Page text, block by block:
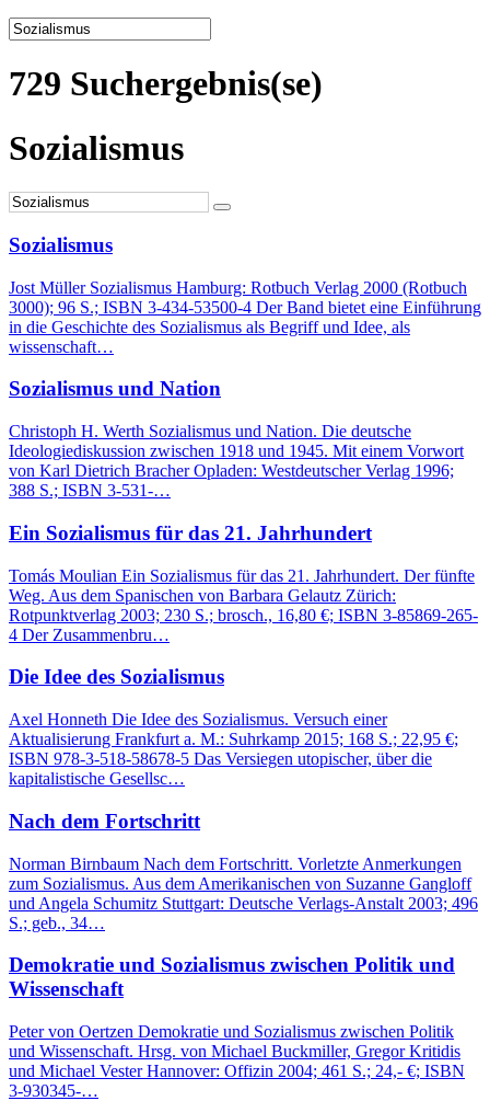
729 Suchergebnis(se)
Sozialismus
Sozialismus
Jost Müller Sozialismus Hamburg: Rotbuch Verlag 2000 (Rotbuch
3000); 96 S.; ISBN 3-434-53500-4 Der Band bietet eine Einführung
in die Geschichte des Sozialismus als Begriff und Idee, als
wissenschaft…
Sozialismus und Nation
Christoph H. Werth Sozialismus und Nation. Die deutsche
Ideologiediskussion zwischen 1918 und 1945. Mit einem Vorwort
von Karl Dietrich Bracher Opladen: Westdeutscher Verlag 1996;
388 S.; ISBN 3-531-…
Ein Sozialismus für das 21. Jahrhundert
Tomás Moulian Ein Sozialismus für das 21. Jahrhundert. Der fünfte
Weg. Aus dem Spanischen von Barbara Gelautz Zürich:
Rotpunktverlag 2003; 230 S.; brosch., 16,80 €; ISBN 3-85869-265-
4 Der Zusammenbru…
Die Idee des Sozialismus
Axel Honneth Die Idee des Sozialismus. Versuch einer
Aktualisierung Frankfurt a. M.: Suhrkamp 2015; 168 S.; 22,95 €;
ISBN 978-3-518-58678-5 Das Versiegen utopischer, über die
kapitalistische Gesellsc…
Nach dem Fortschritt
Norman Birnbaum Nach dem Fortschritt. Vorletzte Anmerkungen
zum Sozialismus. Aus dem Amerikanischen von Suzanne Gangloff
und Angela Schumitz Stuttgart: Deutsche Verlags-Anstalt 2003; 496
S.; geb., 34…
Demokratie und Sozialismus zwischen Politik und
Wissenschaft
Peter von Oertzen Demokratie und Sozialismus zwischen Politik
und Wissenschaft. Hrsg. von Michael Buckmiller, Gregor Kritidis
und Michael Vester Hannover: Offizin 2004; 461 S.; 24,- €; ISBN
3-930345-…